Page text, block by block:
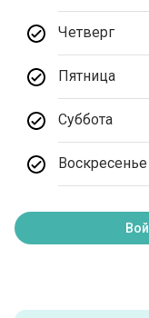
Четверг
Пятница
Суббота
Воскресенье